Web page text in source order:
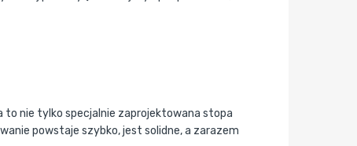
to nie tylko specjalnie zaprojektowana stopa
powstaje szybko, jest solidne, a zarazem